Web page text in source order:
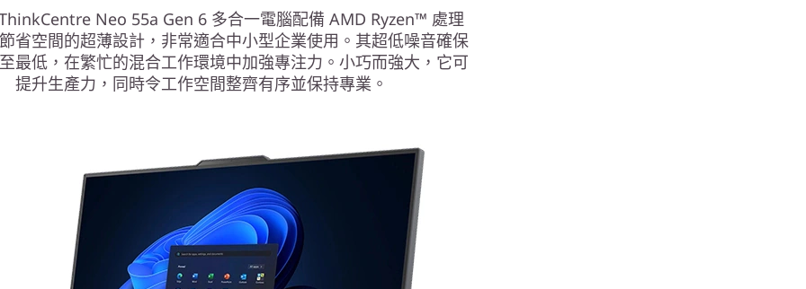
Neo 55a Gen 6 多合一電腦配備 AMD Ryzen™ 處理
省空間的超薄設計，非常適合中小型企業使用。其超低噪音確保
最低，在繁忙的混合工作環境中加強專注力。小巧而強大，它可
提升生產力，同時令工作空間整齊有序並保持專業。